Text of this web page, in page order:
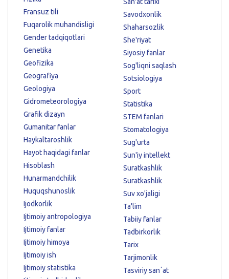
Fransuz tili
Fuqarolik muhandisligi
Gender tadqiqotlari
Genetika
Geofizika
Geografiya
Geologiya
Gidrometeorologiya
Grafik dizayn
Gumanitar fanlar
Haykaltaroshlik
Hayot haqidagi fanlar
Hisoblash
Hunarmandchilik
Huquqshunoslik
Ijodkorlik
Ijtimoiy antropologiya
Ijtimoiy fanlar
Ijtimoiy himoya
Ijtimoiy ish
Ijtimoiy statistika
Savodxonlik
Shaharsozlik
She'riyat
Siyosiy fanlar
Sog'liqni saqlash
Sotsiologiya
Sport
Statistika
STEM fanlari
Stomatologiya
Sug'urta
Sun'iy intellekt
Suratkashlik
Suratkashlik
Suv xo'jaligi
Ta'lim
Tabiiy fanlar
Tadbirkorlik
Tarix
Tarjimonlik
Tasviriy sanʼat